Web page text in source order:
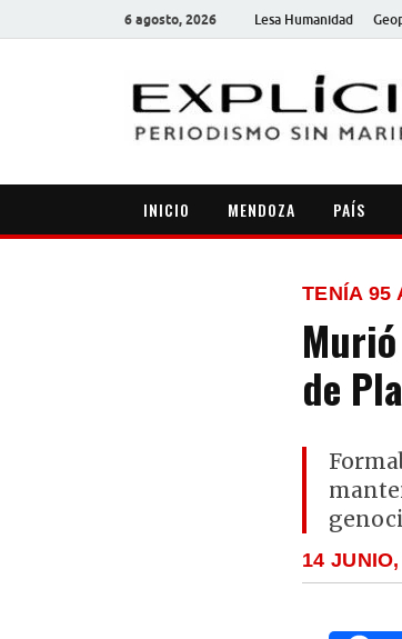
6 agosto, 2026 Lesa Humanidad
INICIO MENDOZA PAÍS
TENÍA 95
de
14